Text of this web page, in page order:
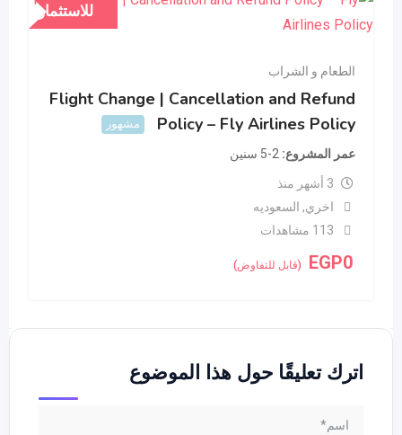
للاستثمار
الطعام و الشراب
Flight Change | Cancellation and Refund
Policy – Fly Airlines Policy
مشهور
عمر المشروع 2-5 سنين
3 أشهر منذ
اخري, السعوديه
113 مشاهدات
EGP0 (قابل للتفاوض)
اترك تعليقًا حول هذا الموضوع